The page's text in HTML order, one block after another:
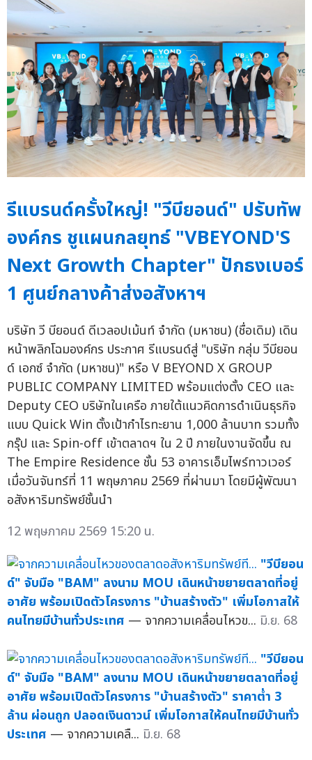
รีแบรนด์ครั้งใหญ่! "วีบียอนด์" ปรับทัพ
องค์กร ชูแผนกลยุทธ์ "VBEYOND'S
Next Growth Chapter" ปักธงเบอร์
1 ศูนย์กลางค้าส่งอสังหาฯ
บริษัท วี บียอนด์ ดีเวลอปเม้นท์ จำกัด (มหาชน) (ชื่อเดิม) เดิน
หน้าพลิกโฉมองค์กร ประกาศ รีแบรนด์สู่ "บริษัท กลุ่ม วีบียอน
ด์ เอกซ์ จำกัด (มหาชน)" หรือ V BEYOND X GROUP
PUBLIC COMPANY LIMITED พร้อมแต่งตั้ง CEO และ
Deputy CEO บริษัทในเครือ ภายใต้แนวคิดการดำเนินธุรกิจ
แบบ Quick Win ตั้งเป้ากำไรทะยาน 1,000 ล้านบาท รวมทั้ง
กรุ๊ป และ Spin-off เข้าตลาดฯ ใน 2 ปี ภายในงานจัดขึ้น ณ
The Empire Residence ชั้น 53 อาคารเอ็มไพร์ทาวเวอร์
เมื่อวันจันทร์ที่ 11 พฤษภาคม 2569 ที่ผ่านมา โดยมีผู้พัฒนา
อสังหาริมทรัพย์ชั้นนำ
12 พฤษภาคม 2569 15:20 น.
"วีบียอน
ด์" จับมือ "BAM" ลงนาม MOU เดินหน้าขยายตลาดที่อยู่
อาศัย พร้อมเปิดตัวโครงการ "บ้านสร้างตัว" เพิ่มโอกาสให้
คนไทยมีบ้านทั่วประเทศ — จากความเคลื่อนไหวข... มิ.ย. 68
"วีบียอน
ด์" จับมือ "BAM" ลงนาม MOU เดินหน้าขยายตลาดที่อยู่
อาศัย พร้อมเปิดตัวโครงการ "บ้านสร้างตัว" ราคาต่ำ 3
ล้าน ผ่อนถูก ปลอดเงินดาวน์ เพิ่มโอกาสให้คนไทยมีบ้านทั่ว
ประเทศ — จากความเคลื... มิ.ย. 68